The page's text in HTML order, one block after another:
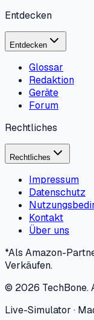
Entdecken
Entdecken
Glossar
Redaktion
Geräte
Forum
Rechtliches
Rechtliches
Impressum
Datenschutz
Kontakt
Über uns
*Als Amazon-
Verkäufen.
© 2026 TechBone.
Live-Simulator ·